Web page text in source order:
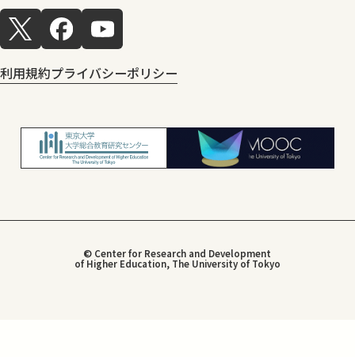
利用規約プライバシーポリシー
© Center for Research and Development
of Higher Education, The University of Tokyo